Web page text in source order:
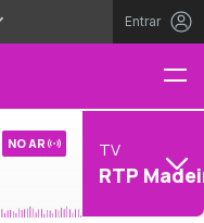
Entrar
NO AR TV
RTP